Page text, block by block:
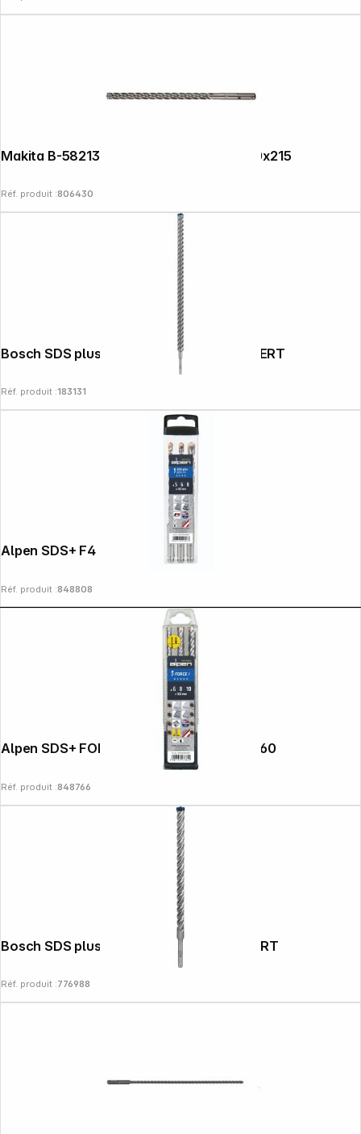
Makita B-58213 Foret NEMESIS2 SDS+ 10x215
Réf. produit :806430
Bosch SDS plus-7X 25x550x600mm EXPERT
Réf. produit :183131
Réf. produit :848808
Alpen SDS+ FORCE X Box 3 tlg. 6- 8-10x160
Réf. produit :848766
Bosch SDS plus-7X 16x250x315mm EXPERT
Réf. produit :776988